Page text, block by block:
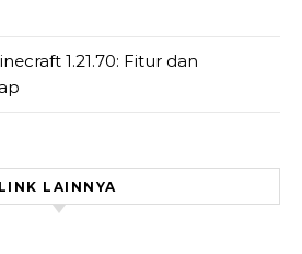
1.21.70: Fitur dan
LINK LAINNYA